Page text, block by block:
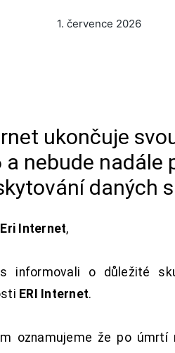
1. července 2026
ukončuje
a nebude nadále
daných
Internet,
informovali o důležité
ERI Internet.
oznamujeme že po úmrtí